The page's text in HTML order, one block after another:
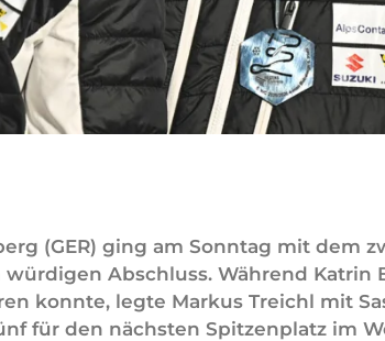
(GER) ging am Sonntag mit dem
Abschluss. Während
konnte, legte Markus Treichl mit
für den nächsten Spitzenplatz im